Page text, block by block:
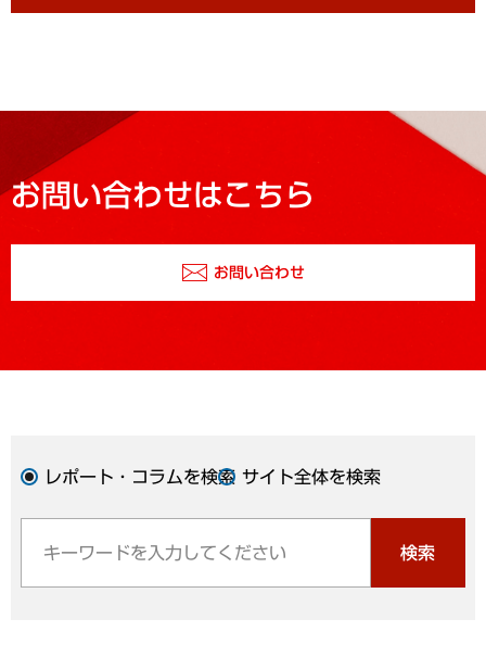
お問い合わせはこちら
お問い合わせ
レポート・コラムを検索 サイト全体を検索
検索